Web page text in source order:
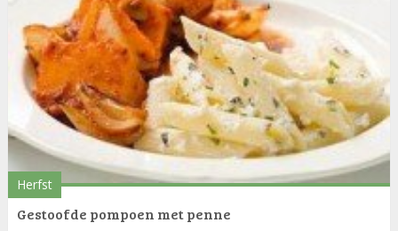
Herfst
Gestoofde pompoen met penne